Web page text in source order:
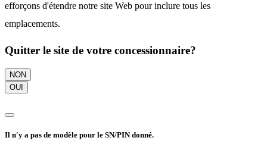
efforçons d'étendre notre site Web pour inclure tous les
emplacements.
Quitter le site de votre concessionnaire?
NON
OUI
Il n'y a pas de modèle pour le SN/PIN donné.